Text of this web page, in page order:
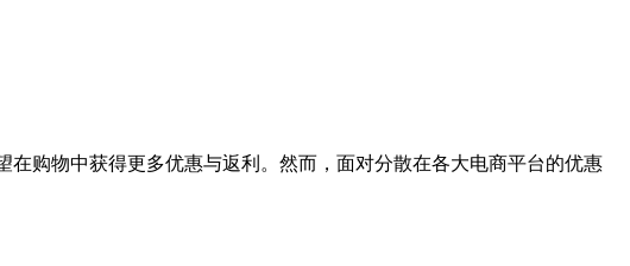
购物中获得更多优惠与返利。然而，面对分散在各大电商平台的优惠